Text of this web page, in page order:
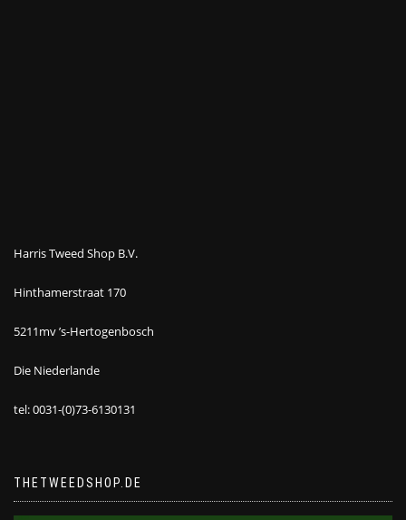
Harris Tweed Shop B.V.
Hinthamerstraat 170
5211mv ’s-Hertogenbosch
Die Niederlande
tel: 0031-(0)73-6130131
THETWEEDSHOP.DE